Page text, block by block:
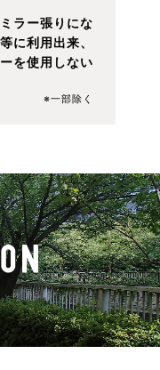
ラー張りにな
に利用出来、
を使用しない
※一部除く